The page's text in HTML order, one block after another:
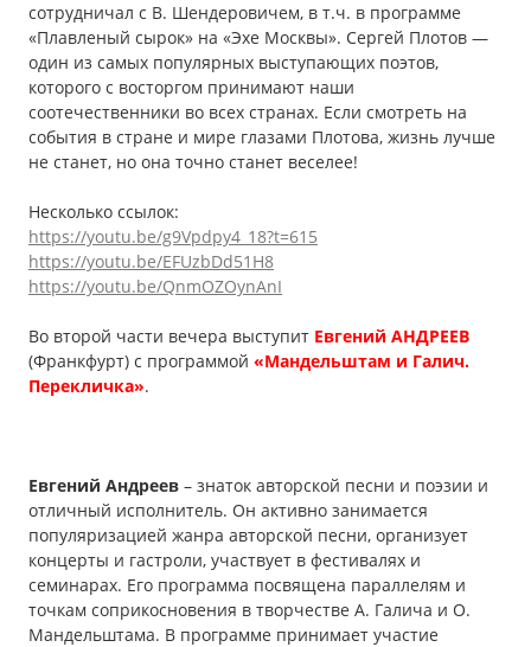
сотрудничал с В. Шендеровичем, в т.ч. в программе
«Плавленый сырок» на «Эхе Москвы». Сергей Плотов —
один из самых популярных выступающих поэтов,
которого с восторгом принимают наши
соотечественники во всех странах. Если смотреть на
события в стране и мире глазами Плотова, жизнь лучше
не станет, но она точно станет веселее!
Несколько ссылок:
https://youtu.be/g9Vpdpy4_18?t=615
https://youtu.be/EFUzbDd51H8
https://youtu.be/QnmOZOynAnI
Во второй части вечера выступит Евгений АНДРЕЕВ
(Франкфурт) с программой «Мандельштам и Галич.
Перекличка».
Евгений Андреев – знаток авторской песни и поэзии и
отличный исполнитель. Он активно занимается
популяризацией жанра авторской песни, организует
концерты и гастроли, участвует в фестивалях и
семинарах. Его программа посвящена параллелям и
точкам соприкосновения в творчестве А. Галича и О.
Мандельштама. В программе принимает участие